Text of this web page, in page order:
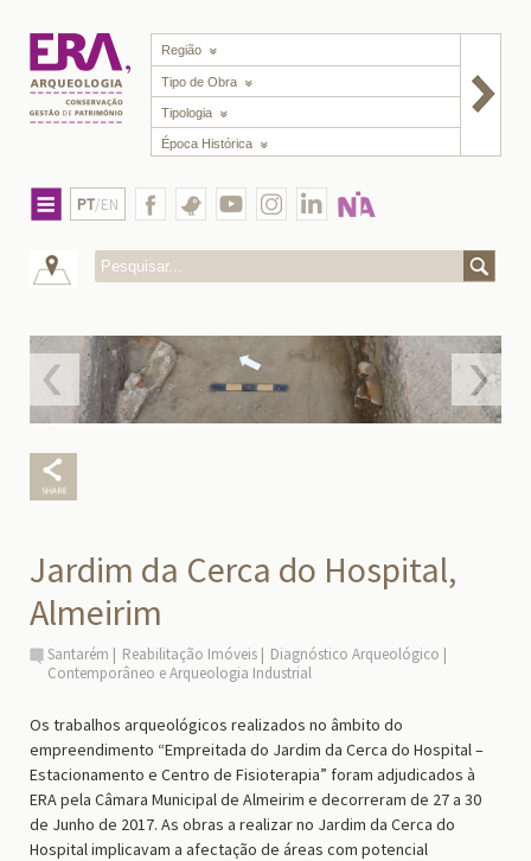
Região
Tipo de Obra
Tipologia
Época Histórica
PT/EN
Jardim da Cerca do Hospital,
Almeirim
Santarém Reabilitação Imóveis
Diagnóstico Arqueológico
Contemporâneo e Arqueologia Industrial
Os trabalhos arqueológicos realizados no âmbito do
empreendimento “Empreitada do Jardim da Cerca do Hospital –
Estacionamento e Centro de Fisioterapia” foram adjudicados à
ERA pela Câmara Municipal de Almeirim e decorreram de 27 a 30
de Junho de 2017. As obras a realizar no Jardim da Cerca do
Hospital implicavam a afectação de áreas com potencial